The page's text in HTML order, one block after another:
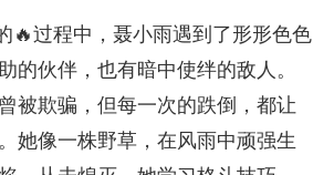
🔥过程中，聂小雨遇到了形形色色
的伙伴，也有暗中使绊的敌人。
被欺骗，但每一次的跌倒，都让
她像一株野草，在风雨中顽强生